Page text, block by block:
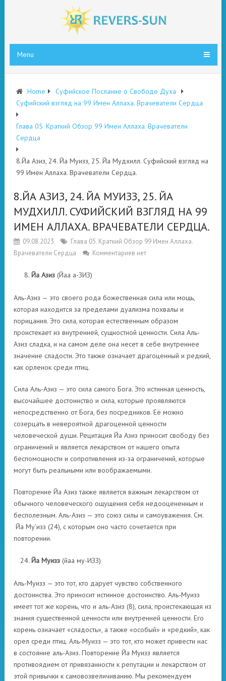
Menu
Home
Суфийское Послание о Свободе Духа
Суфийский взгляд на 99 Имен Аллаха. Врачеватели Сердца
Глава 05. Краткий Обзор 99 Имен Аллаха. Врачеватели
Сердца
8.Йа Азиз, 24. Йа Муизз, 25. Йа Мудхилл. Суфийский взгляд на
99 Имен Аллаха. Врачеватели Сердца.
8.ЙА АЗИЗ, 24. ЙА МУИЗЗ, 25. ЙА
МУДХИЛЛ. СУФИЙСКИЙ ВЗГЛЯД НА 99
ИМЕН АЛЛАХА. ВРАЧЕВАТЕЛИ СЕРДЦА.
09.08.2023
Глава 05. Краткий Обзор 99 Имен Аллаха.
Врачеватели Сердца
Комментариев нет
Йа Азиз (Йаа а-ЗИЗ)
Аль-Азиз — это своего рода божественная сила или мощь,
которая находится за пределами дуализма похвалы и
порицания. Это сила, которая естественным образом
проистекает из внутренней, сущностной ценности. Сила Аль-
Азиз сладка, и на самом деле она несет в себе внутреннее
значение сладости. Это также означает драгоценный и редкий,
как орленок среди птиц.
Сила Аль-Азиз — это сила самого Бога. Это истинная ценность,
высочайшее достоинство и сила, которые проявляются
непосредственно от Бога, без посредников. Её можно
созерцать в невероятной драгоценной ценности
человеческой души. Рецитация Йа Азиз приносит свободу без
ограничений и является лекарством от нашего опыта
беспомощности и сопротивления из-за ограничений, которые
могут быть реальными или воображаемыми.
Повторение Йа Азиз также является важным лекарством от
обычного человеческого ощущения себя недооцененным и
бесполезным. Аль-Азиз — это союз силы и самоуважения. См.
Йа Му’изз (24), с которым оно часто сочетается при
повторении.
Йа Муизз (йаа му-ИЗЗ)
Аль-Муизз — это тот, кто дарует чувство собственного
достоинства. Это приносит истинное достоинство. Аль-Муизз
имеет тот же корень, что и аль-Азиз (8), сила, проистекающая из
знания существенной ценности или внутренней ценности. Его
корень означает «сладость», а также «особый» и «редкий», как
орел среди птиц. Аль-Муизз — это тот, кто может привести нас
в состояние аль-Азиз. Повторение Йа Муизз является
противоядием от привязанности к репутации и лекарством от
этой привычки к самовозвеличиванию. Мы рекомендуем